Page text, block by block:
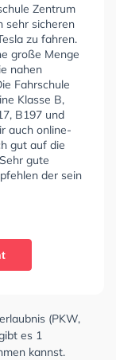
Zentrum
sehr sicheren
zu fahren.
große Menge
nahen
Fahrschule
Klasse B,
B197 und
auch online-
gut auf die
gute
der sein
(PKW,
es 1
kannst.